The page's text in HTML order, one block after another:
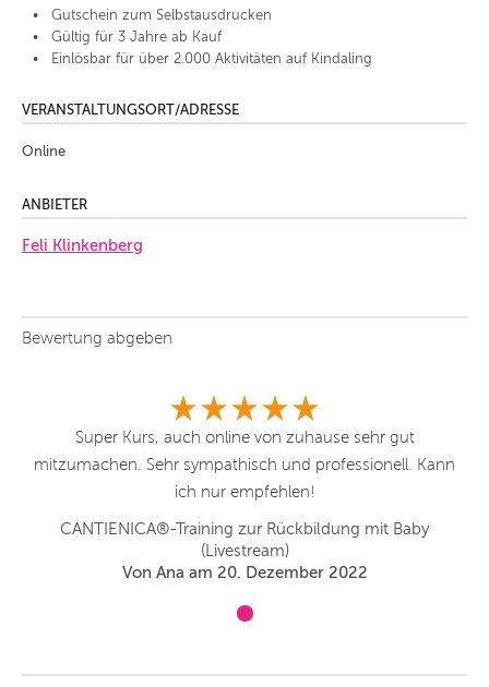
Gutschein zum Selbstausdrucken
Gültig für 3 Jahre ab Kauf
Einlösbar für über 2.000 Aktivitäten auf Kindaling
VERANSTALTUNGSORT/ADRESSE
Online
ANBIETER
Feli Klinkenberg
Bewertung abgeben
Super Kurs, auch online von zuhause sehr gut
mitzumachen. Sehr sympathisch und professionell. Kann
ich nur empfehlen!
CANTIENICA®-Training zur Rückbildung mit Baby
(Livestream)
Von Ana am 20. Dezember 2022